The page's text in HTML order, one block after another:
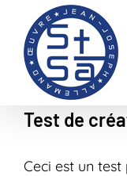
contenu
Test de
Ceci est un